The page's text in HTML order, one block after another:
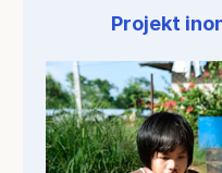
Projekt